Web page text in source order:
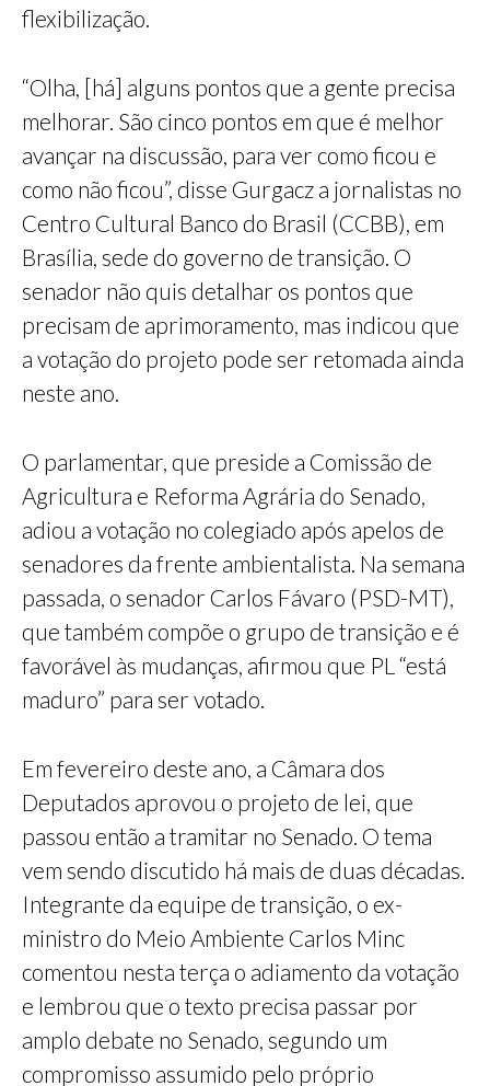
flexibilização.
“Olha, [há] alguns pontos que a gente precisa
melhorar. São cinco pontos em que é melhor
avançar na discussão, para ver como ficou e
como não ficou”, disse Gurgacz a jornalistas no
Centro Cultural Banco do Brasil (CCBB), em
Brasília, sede do governo de transição. O
senador não quis detalhar os pontos que
precisam de aprimoramento, mas indicou que
a votação do projeto pode ser retomada ainda
neste ano.
O parlamentar, que preside a Comissão de
Agricultura e Reforma Agrária do Senado,
adiou a votação no colegiado após apelos de
senadores da frente ambientalista. Na semana
passada, o senador Carlos Fávaro (PSD-MT),
que também compõe o grupo de transição e é
favorável às mudanças, afirmou que PL “está
maduro” para ser votado.
Em fevereiro deste ano, a Câmara dos
Deputados aprovou o projeto de lei, que
passou então a tramitar no Senado. O tema
vem sendo discutido há mais de duas décadas.
Integrante da equipe de transição, o ex-
ministro do Meio Ambiente Carlos Minc
comentou nesta terça o adiamento da votação
e lembrou que o texto precisa passar por
amplo debate no Senado, segundo um
compromisso assumido pelo próprio